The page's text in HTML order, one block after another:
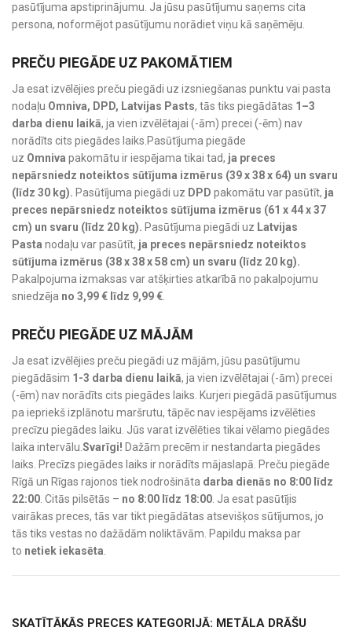
pasūtījuma apstiprinājumu. Ja jūsu pasūtījumu saņems cita
persona, noformējot pasūtījumu norādiet viņu kā saņēmēju.
PREČU PIEGĀDE UZ PAKOMĀTIEM
Ja esat izvēlējies preču piegādi uz izsniegšanas punktu vai pasta
nodaļu Omniva, DPD, Latvijas Pasts, tās tiks piegādātas 1–3
darba dienu laikā, ja vien izvēlētajai (-ām) precei (-ēm) nav
norādīts cits piegādes laiks.Pasūtījuma piegāde
uz Omniva pakomātu ir iespējama tikai tad, ja preces
nepārsniedz noteiktos sūtījuma izmērus (39 x 38 x 64) un svaru
(līdz 30 kg). Pasūtījuma piegādi uz DPD pakomātu var pasūtīt, ja
preces nepārsniedz noteiktos sūtījuma izmērus (61 x 44 x 37
cm) un svaru (līdz 20 kg). Pasūtījuma piegādi uz Latvijas
Pasta nodaļu var pasūtīt, ja preces nepārsniedz noteiktos
sūtījuma izmērus (38 x 38 x 58 cm) un svaru (līdz 20 kg).
Pakalpojuma izmaksas var atšķirties atkarībā no pakalpojumu
sniedzēja no 3,99 € līdz 9,99 €
PREČU PIEGĀDE UZ MĀJĀM
Ja esat izvēlējies preču piegādi uz mājām, jūsu pasūtījumu
piegādāsim 1-3 darba dienu laikā, ja vien izvēlētajai (-ām) precei
(-ēm) nav norādīts cits piegādes laiks. Kurjeri piegādā pasūtījumus
pa iepriekš izplānotu maršrutu, tāpēc nav iespējams izvēlēties
precīzu piegādes laiku. Jūs varat izvēlēties tikai vēlamo piegādes
laika intervālu. Svarīgi! Dažām precēm ir nestandarta piegādes
laiks. Precīzs piegādes laiks ir norādīts mājaslapā. Preču piegāde
Rīgā un Rīgas rajonos tiek nodrošināta darba dienās no 8:00 līdz
22:00 . Citās pilsētās – no 8:00 līdz 18:00 . Ja esat pasūtījis
vairākas preces, tās var tikt piegādātas atsevišķos sūtījumos, jo
tās tiks vestas no dažādām noliktāvām. Papildu maksa par
to netiek iekasēta
SKATĪTĀKĀS PRECES KATEGORIJĀ: METĀLA DRĀŠU